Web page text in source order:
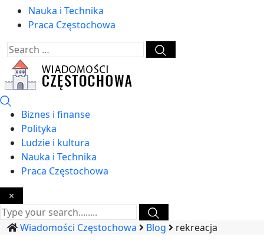
Nauka i Technika
Praca Częstochowa
Biznes i finanse
Polityka
Ludzie i kultura
Nauka i Technika
Praca Częstochowa
×
Wiadomości Częstochowa Blog rekreacja